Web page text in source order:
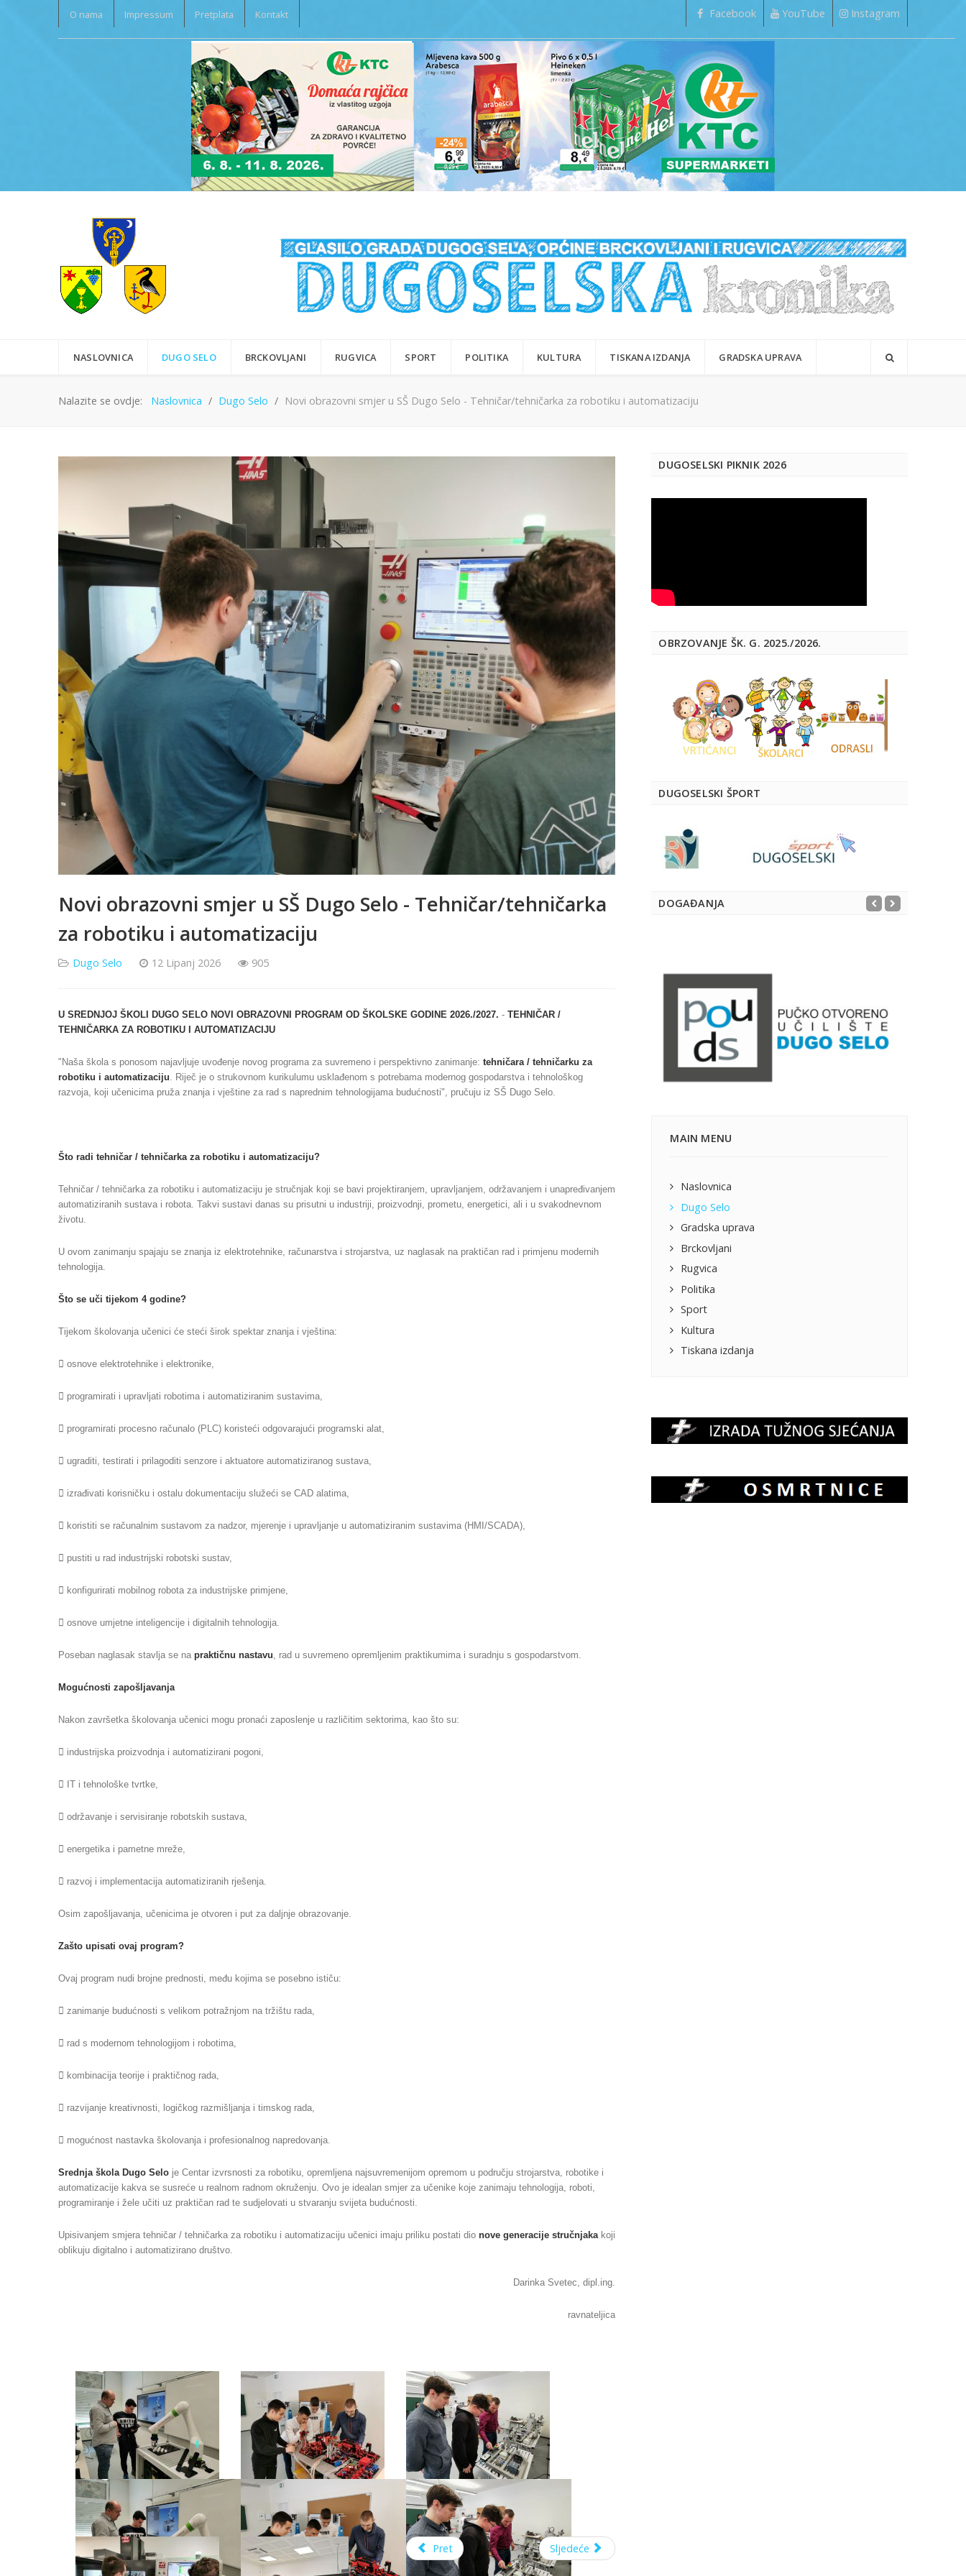
O nama Impressum Pretplata Kontakt Facebook YouTube Instagram
NASLOVNICA DUGO SELO BRCKOVLJANI RUGVICA SPORT POLITIKA KULTURA TISKANA IZDANJA GRADSKA UPRAVA
Nalazite se ovdje: Naslovnica Dugo Selo Novi obrazovni smjer u SŠ Dugo Selo - Tehničar/tehničarka za robotiku i automatizaciju
Novi obrazovni smjer u SŠ Dugo Selo - Tehničar/tehničarka
za robotiku i automatizaciju
Dugo Selo 12 Lipanj 2026 905
U SREDNJOJ ŠKOLI DUGO SELO NOVI OBRAZOVNI PROGRAM OD ŠKOLSKE GODINE 2026./2027. - TEHNIČAR /
TEHNIČARKA ZA ROBOTIKU I AUTOMATIZACIJU
"Naša škola s ponosom najavljuje uvođenje novog programa za suvremeno i perspektivno zanimanje: tehničara / tehničarku za
robotiku i automatizaciju . Riječ je o strukovnom kurikulumu usklađenom s potrebama modernog gospodarstva i tehnološkog
razvoja, koji učenicima pruža znanja i vještine za rad s naprednim tehnologijama budućnosti", pručuju iz SŠ Dugo Selo.
Što radi tehničar / tehničarka za robotiku i automatizaciju?
Tehničar / tehničarka za robotiku i automatizaciju je stručnjak koji se bavi projektiranjem, upravljanjem, održavanjem i unapređivanjem
automatiziranih sustava i robota. Takvi sustavi danas su prisutni u industriji, proizvodnji, prometu, energetici, ali i u svakodnevnom
životu.
U ovom zanimanju spajaju se znanja iz elektrotehnike, računarstva i strojarstva, uz naglasak na praktičan rad i primjenu modernih
tehnologija.
Što se uči tijekom 4 godine?
Tijekom školovanja učenici će steći širok spektar znanja i vještina:
 osnove elektrotehnike i elektronike,
 programirati i upravljati robotima i automatiziranim sustavima,
 programirati procesno računalo (PLC) koristeći odgovarajući programski alat,
 ugraditi, testirati i prilagoditi senzore i aktuatore automatiziranog sustava,
 izrađivati korisničku i ostalu dokumentaciju služeći se CAD alatima,
 koristiti se računalnim sustavom za nadzor, mjerenje i upravljanje u automatiziranim sustavima (HMI/SCADA),
 pustiti u rad industrijski robotski sustav,
 konfigurirati mobilnog robota za industrijske primjene,
 osnove umjetne inteligencije i digitalnih tehnologija.
Poseban naglasak stavlja se na praktičnu nastavu , rad u suvremeno opremljenim praktikumima i suradnju s gospodarstvom.
Mogućnosti zapošljavanja
Nakon završetka školovanja učenici mogu pronaći zaposlenje u različitim sektorima, kao što su:
 industrijska proizvodnja i automatizirani pogoni,
 IT i tehnološke tvrtke,
 održavanje i servisiranje robotskih sustava,
 energetika i pametne mreže,
 razvoj i implementacija automatiziranih rješenja.
Osim zapošljavanja, učenicima je otvoren i put za daljnje obrazovanje.
Zašto upisati ovaj program?
Ovaj program nudi brojne prednosti, među kojima se posebno ističu:
 zanimanje budućnosti s velikom potražnjom na tržištu rada,
 rad s modernom tehnologijom i robotima,
 kombinacija teorije i praktičnog rada,
 razvijanje kreativnosti, logičkog razmišljanja i timskog rada,
 mogućnost nastavka školovanja i profesionalnog napredovanja.
Srednja škola Dugo Selo je Centar izvrsnosti za robotiku, opremljena najsuvremenijom opremom u području strojarstva, robotike i
automatizacije kakva se susreće u realnom radnom okruženju. Ovo je idealan smjer za učenike koje zanimaju tehnologija, roboti,
programiranje i žele učiti uz praktičan rad te sudjelovati u stvaranju svijeta budućnosti.
Upisivanjem smjera tehničar / tehničarka za robotiku i automatizaciju učenici imaju priliku postati dio nove generacije stručnjaka koji
oblikuju digitalno i automatizirano društvo.
Darinka Svetec, dipl.ing.
ravnateljica
Pret Sljedeće
DUGOSELSKI PIKNIK 2026
OBRZOVANJE ŠK. G. 2025./2026.
DUGOSELSKI ŠPORT
DOGAĐANJA
MAIN MENU
Naslovnica
Dugo Selo
Gradska uprava
Brckovljani
Rugvica
Politika
Sport
Kultura
Tiskana izdanja